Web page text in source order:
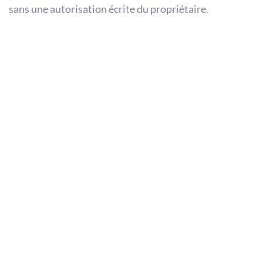
sans une autorisation écrite du propriétaire.